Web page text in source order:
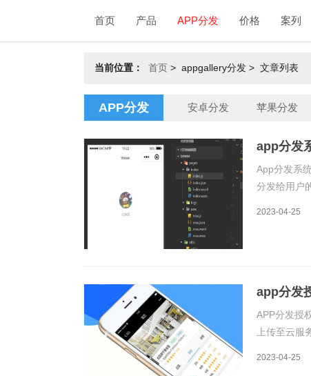
首页 产品 APP分发 价格 案列
当前位置： 首页 > appgallery分发 > 文章列表
APP分发 安卓分发 苹果分发
app分发
App分发系
分发给用户
助开发者
2023-04-25
app分发
APP分发授
上传至云
中，用户
2023-04-25